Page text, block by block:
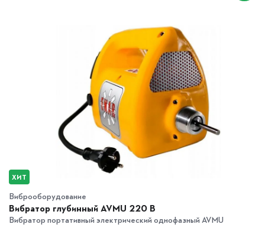
ХИТ
Виброоборудование
Вибратор глубинный AVMU 220 B
Вибратор портативный электрический однофазный AVMU